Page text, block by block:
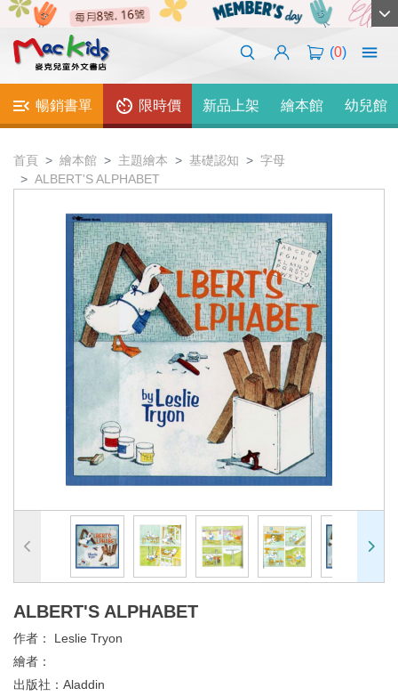
(0)
暢銷書單 限時價 新品上架 繪本館 幼兒館
首頁 繪本館 主題繪本 基礎認知
字母
ALBERT'S ALPHABET
ALBERT'S ALPHABET
作者： Leslie Tryon
繪者：
出版社： Aladdin